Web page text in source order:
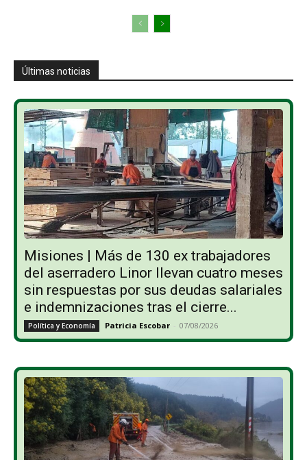
Últimas noticias
Misiones | Más de 130 ex trabajadores
del aserradero Linor llevan cuatro meses
sin respuestas por sus deudas salariales
e indemnizaciones tras el cierre...
Política y Economía Patricia Escobar - 07/08/2026